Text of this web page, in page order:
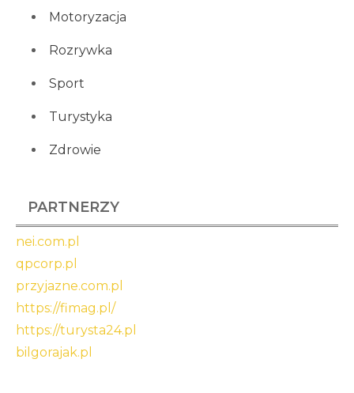
Motoryzacja
Rozrywka
Sport
Turystyka
Zdrowie
PARTNERZY
nei.com.pl
qpcorp.pl
przyjazne.com.pl
https://fimag.pl/
https://turysta24.pl
bilgorajak.pl